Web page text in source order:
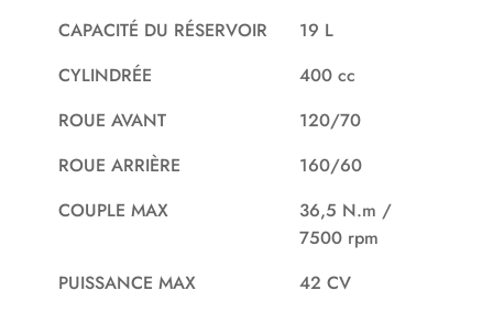
CAPACITÉ DU RÉSERVOIR
19 L
CYLINDRÉE
400 cc
ROUE AVANT
120/70
ROUE ARRIÈRE
160/60
COUPLE MAX
36,5 N.m /
7500 rpm
PUISSANCE MAX
42 CV